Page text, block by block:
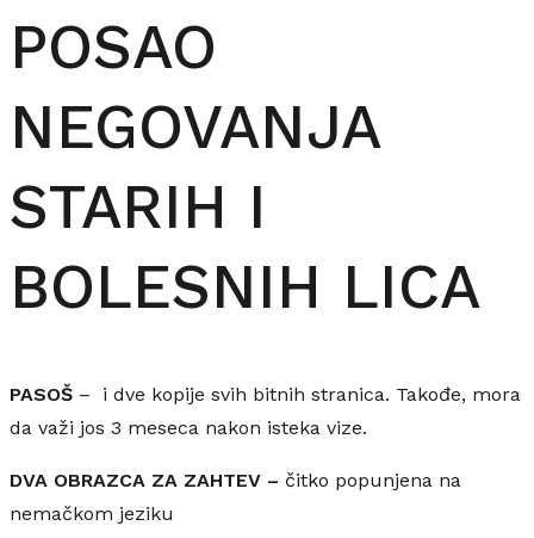
POSAO
NEGOVANJA
STARIH I
BOLESNIH LICA
PASOŠ – i dve kopije svih bitnih stranica. Takođe, mora
da važi jos 3 meseca nakon isteka vize.
DVA OBRAZCA ZA ZAHTEV – čitko popunjena na
nemačkom jeziku